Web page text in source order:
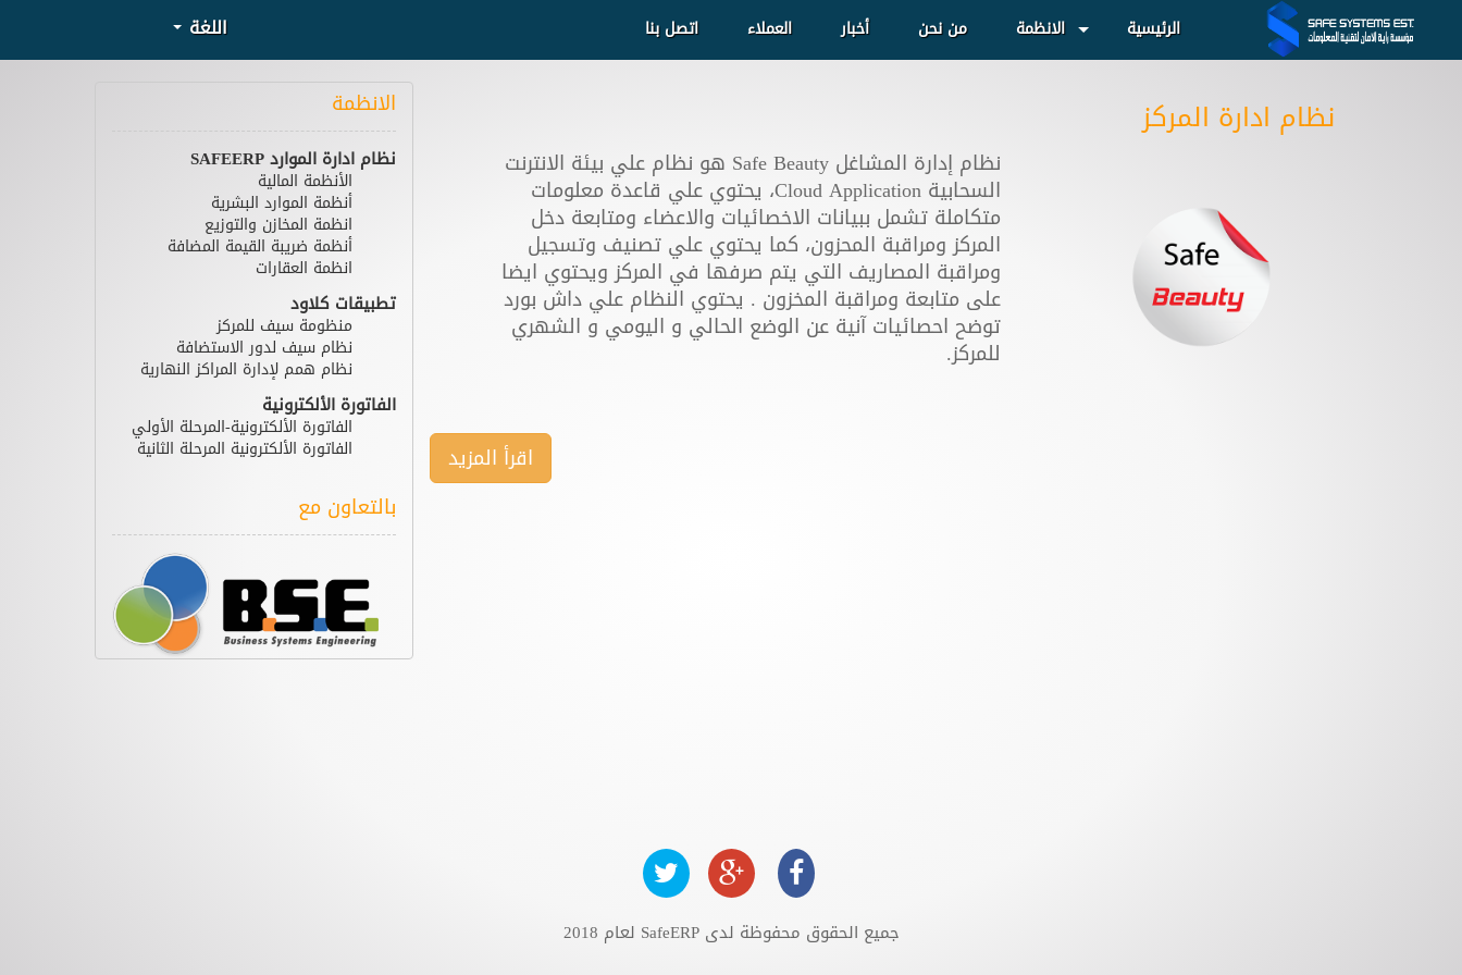
الرئيسية الانظمة من نحن أخبار العملاء اتصل بنا اللغة
نظام ادارة المركز
نظام إدارة المشاغل Safe Beauty هو نظام علي بيئة الانترنت
السحابية Cloud Application، يحتوي علي قاعدة معلومات
متكاملة تشمل ببيانات الاخصائيات والاعضاء ومتابعة دخل
المركز ومراقبة المحزون، كما يحتوي علي تصنيف وتسجيل
ومراقبة المصاريف التي يتم صرفها في المركز ويحتوي ايضا
على متابعة ومراقبة المخزون . يحتوي النظام علي داش بورد
توضح احصائيات آنية عن الوضع الحالي و اليومي و الشهري
للمركز.
اقرأ المزيد
الانظمة
نظام ادارة الموارد SAFEERP
الأنظمة المالية
أنظمة الموارد البشرية
انظمة المخازن والتوزيع
أنظمة ضريبة القيمة المضافة
انظمة العقارات
تطبيقات كلاود
منظومة سيف للمركز
نظام سيف لدور الاستضافة
نظام همم لإدارة المراكز النهارية
الفاتورة الألكترونية
الفاتورة الألكترونية-المرحلة الأولي
الفاتورة الألكترونية المرحلة الثانية
بالتعاون مع
جميع الحقوق محفوظة لدى SafeERP لعام 2018